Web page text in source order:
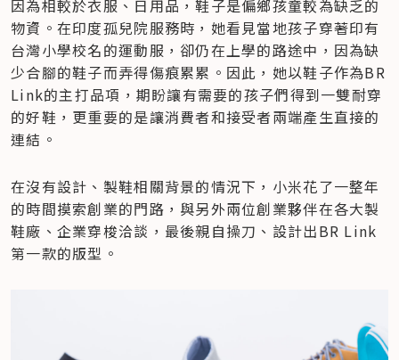
因為相較於衣服、日用品，鞋子是偏鄉孩童較為缺乏的
物資。在印度孤兒院服務時，她看見當地孩子穿著印有
台灣小學校名的運動服，卻仍在上學的路途中，因為缺
少合腳的鞋子而弄得傷痕累累。因此，她以鞋子作為BR
Link的主打品項，期盼讓有需要的孩子們得到一雙耐穿
的好鞋，更重要的是讓消費者和接受者兩端產生直接的
連結。
在沒有設計、製鞋相關背景的情況下，小米花了一整年
的時間摸索創業的門路，與另外兩位創業夥伴在各大製
鞋廠、企業穿梭洽談，最後親自操刀、設計出BR Link
第一款的版型。